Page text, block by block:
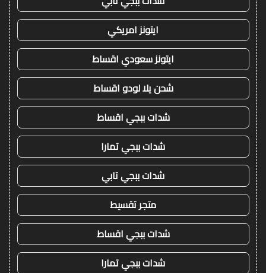
ايتونز امريكي
ايتونز سعودي اقساط
شحن يلا لودو اقساط
شدات ببجي اقساط
شدات ببجي تمارا
شدات ببجي تابي
متجر تقسيط
شدات ببجي اقساط
شدات ببجي تمارا